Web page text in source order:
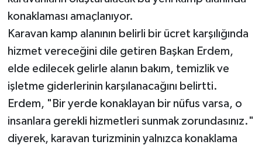
konaklaması amaçlanıyor.
Karavan kamp alanının belirli bir ücret karşılığında
hizmet vereceğini dile getiren Başkan Erdem,
elde edilecek gelirle alanın bakım, temizlik ve
işletme giderlerinin karşılanacağını belirtti.
Erdem, "Bir yerde konaklayan bir nüfus varsa, o
insanlara gerekli hizmetleri sunmak zorundasınız."
diyerek, karavan turizminin yalnızca konaklama